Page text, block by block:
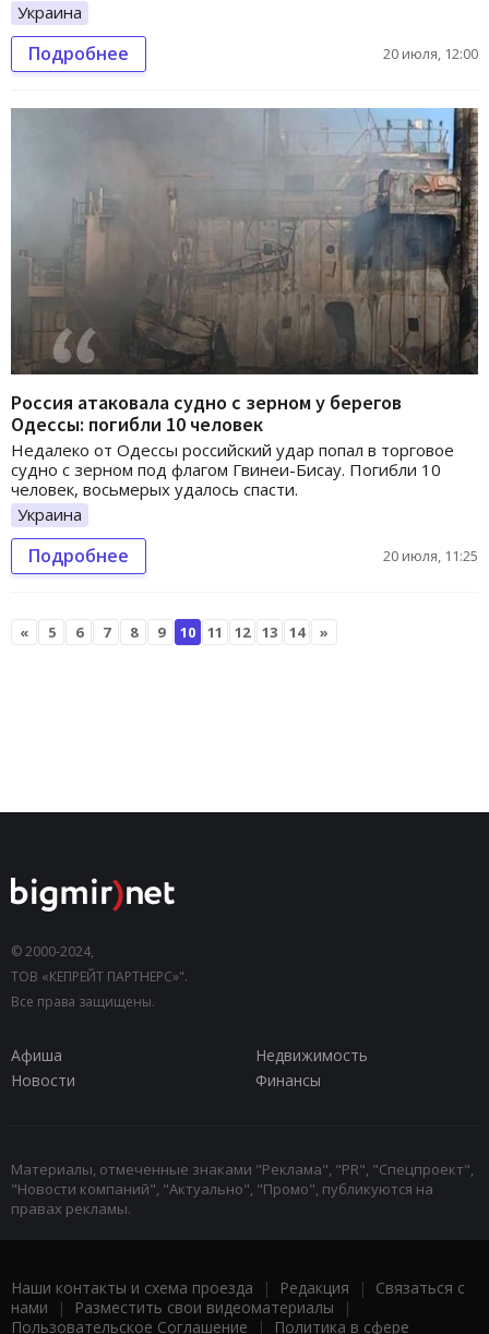
Украина
Подробнее 20 июля, 12:00
Россия атаковала судно с зерном у берегов
Одессы: погибли 10 человек
Недалеко от Одессы российский удар попал в торговое
судно с зерном под флагом Гвинеи-Бисау. Погибли 10
человек, восьмерых удалось спасти.
Украина
Подробнее 20 июля, 11:25
« 5 6 7 8 9 10 11 12 13 14 »
© 2000-2024,
ТОВ «КЕПРЕЙТ ПАРТНЕРС»".
Все права защищены.
Афиша
Недвижимость
Новости
Финансы
Материалы, отмеченные знаками "Реклама", "PR", "Спецпроект",
"Новости компаний", "Актуально", "Промо", публикуются на
правах рекламы.
Наши контакты и схема проезда | Редакция | Связаться с
нами | Разместить свои видеоматериалы |
Пользовательское Соглашение | Политика в сфере